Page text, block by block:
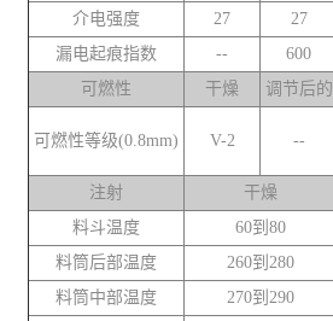
介电强度 27 27
漏电起痕指数
-- 600
可燃性
干燥 调节后的
可燃性等级(0.8mm) V-2 --
注射
干燥
料斗温度
60到80
料筒后部温度
260到280
料筒中部温度
270到290